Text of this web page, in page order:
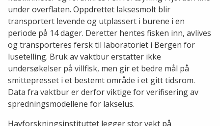
under overflaten. Oppdrettet laksesmolt blir
transportert levende og utplassert i burene i en
periode på 14 dager. Deretter hentes fisken inn, avlives
og transporteres fersk til laboratoriet i Bergen for
lusetelling. Bruk av vaktbur erstatter ikke
undersøkelser på villfisk, men gir et bedre mål på
smittepresset i et bestemt område i et gitt tidsrom.
Data fra vaktbur er derfor viktige for verifisering av
spredningsmodellene for lakselus.
Havforskningsinstituttet legger stor vekt på